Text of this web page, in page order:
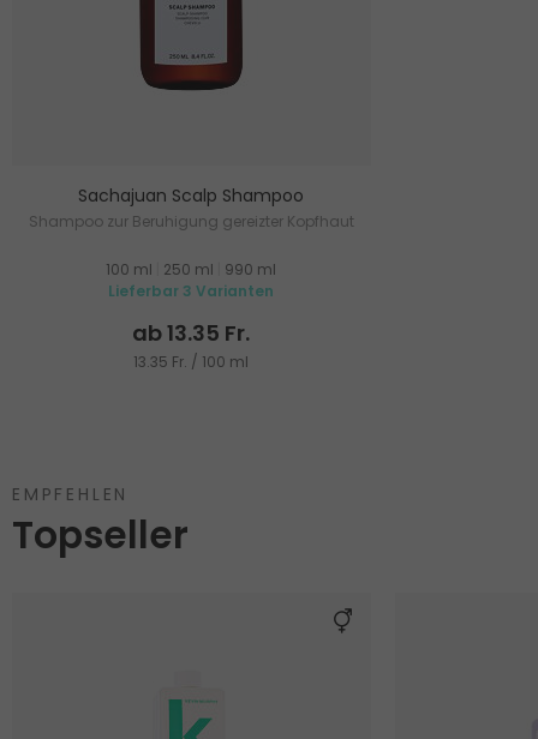
Sachajuan Scalp Shampoo
Shampoo zur Beruhigung gereizter Kopfhaut
100 ml 250 ml
990 ml
Lieferbar 3 Varianten
ab 13.35 Fr.
13.35 Fr. / 100 ml
EMPFEHLEN
Topseller